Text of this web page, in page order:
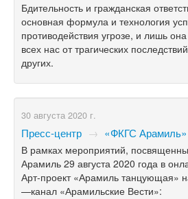
Бдительность и гражданская
основная формула и технология
противодействия угрозе, и лишь
всех нас от трагических
других.
30 августа 2020 г.
Пресс-центр → «ФКГС Арамиль»
В рамках мероприятий,
Арамиль 29 августа 2020 года в
Арт-проект «Арамиль танцующая»
—канал «Арамильские Вести»: